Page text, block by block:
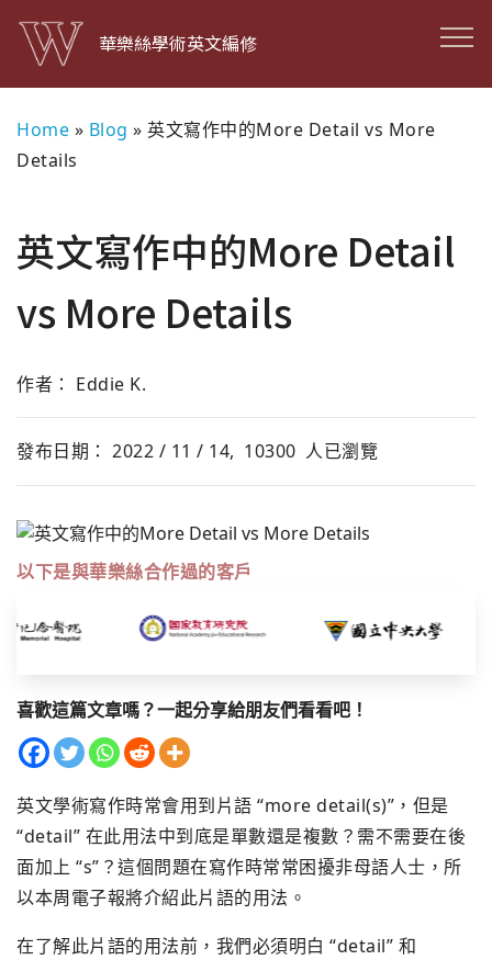
華樂絲學術英文編修
Home » Blog » 英文寫作中的More Detail vs More
Details
英文寫作中的More Detail
vs More Details
作者： Eddie K.
發布日期： 2022 / 11 / 14, 10300 人已瀏覽
以下是與華樂絲合作過的客戶
喜歡這篇文章嗎？一起分享給朋友們看看吧！
英文學術寫作時常會用到片語 “more detail(s)”，但是
“detail” 在此用法中到底是單數還是複數？需不需要在後
面加上 “s”？這個問題在寫作時常常困擾非母語人士，所
以本周電子報將介紹此片語的用法。
在了解此片語的用法前，我們必須明白 “detail” 和